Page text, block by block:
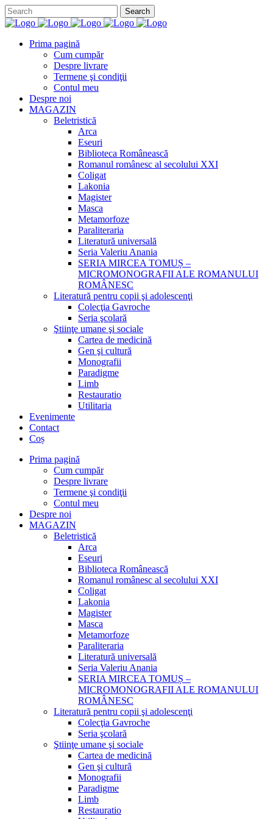
Prima pagină
Cum cumpăr
Despre livrare
Termene şi condiţii
Contul meu
Despre noi
MAGAZIN
Beletristică
Arca
Eseuri
Biblioteca Românească
Romanul românesc al secolului XXI
Coligat
Lakonia
Magister
Masca
Metamorfoze
Paraliteraria
Literatură universală
Seria Valeriu Anania
SERIA MIRCEA TOMUȘ –
MICROMONOGRAFII ALE ROMANULUI
ROMÂNESC
Literatură pentru copii şi adolescenţi
Colecţia Gavroche
Seria şcolară
Ştiinţe umane şi sociale
Cartea de medicină
Gen şi cultură
Monografii
Paradigme
Limb
Restauratio
Utilitaria
Evenimente
Contact
Coș
Prima pagină
Cum cumpăr
Despre livrare
Termene şi condiţii
Contul meu
Despre noi
MAGAZIN
Beletristică
Arca
Eseuri
Biblioteca Românească
Romanul românesc al secolului XXI
Coligat
Lakonia
Magister
Masca
Metamorfoze
Paraliteraria
Literatură universală
Seria Valeriu Anania
SERIA MIRCEA TOMUȘ –
MICROMONOGRAFII ALE ROMANULUI
ROMÂNESC
Literatură pentru copii şi adolescenţi
Colecţia Gavroche
Seria şcolară
Ştiinţe umane şi sociale
Cartea de medicină
Gen şi cultură
Monografii
Paradigme
Limb
Restauratio